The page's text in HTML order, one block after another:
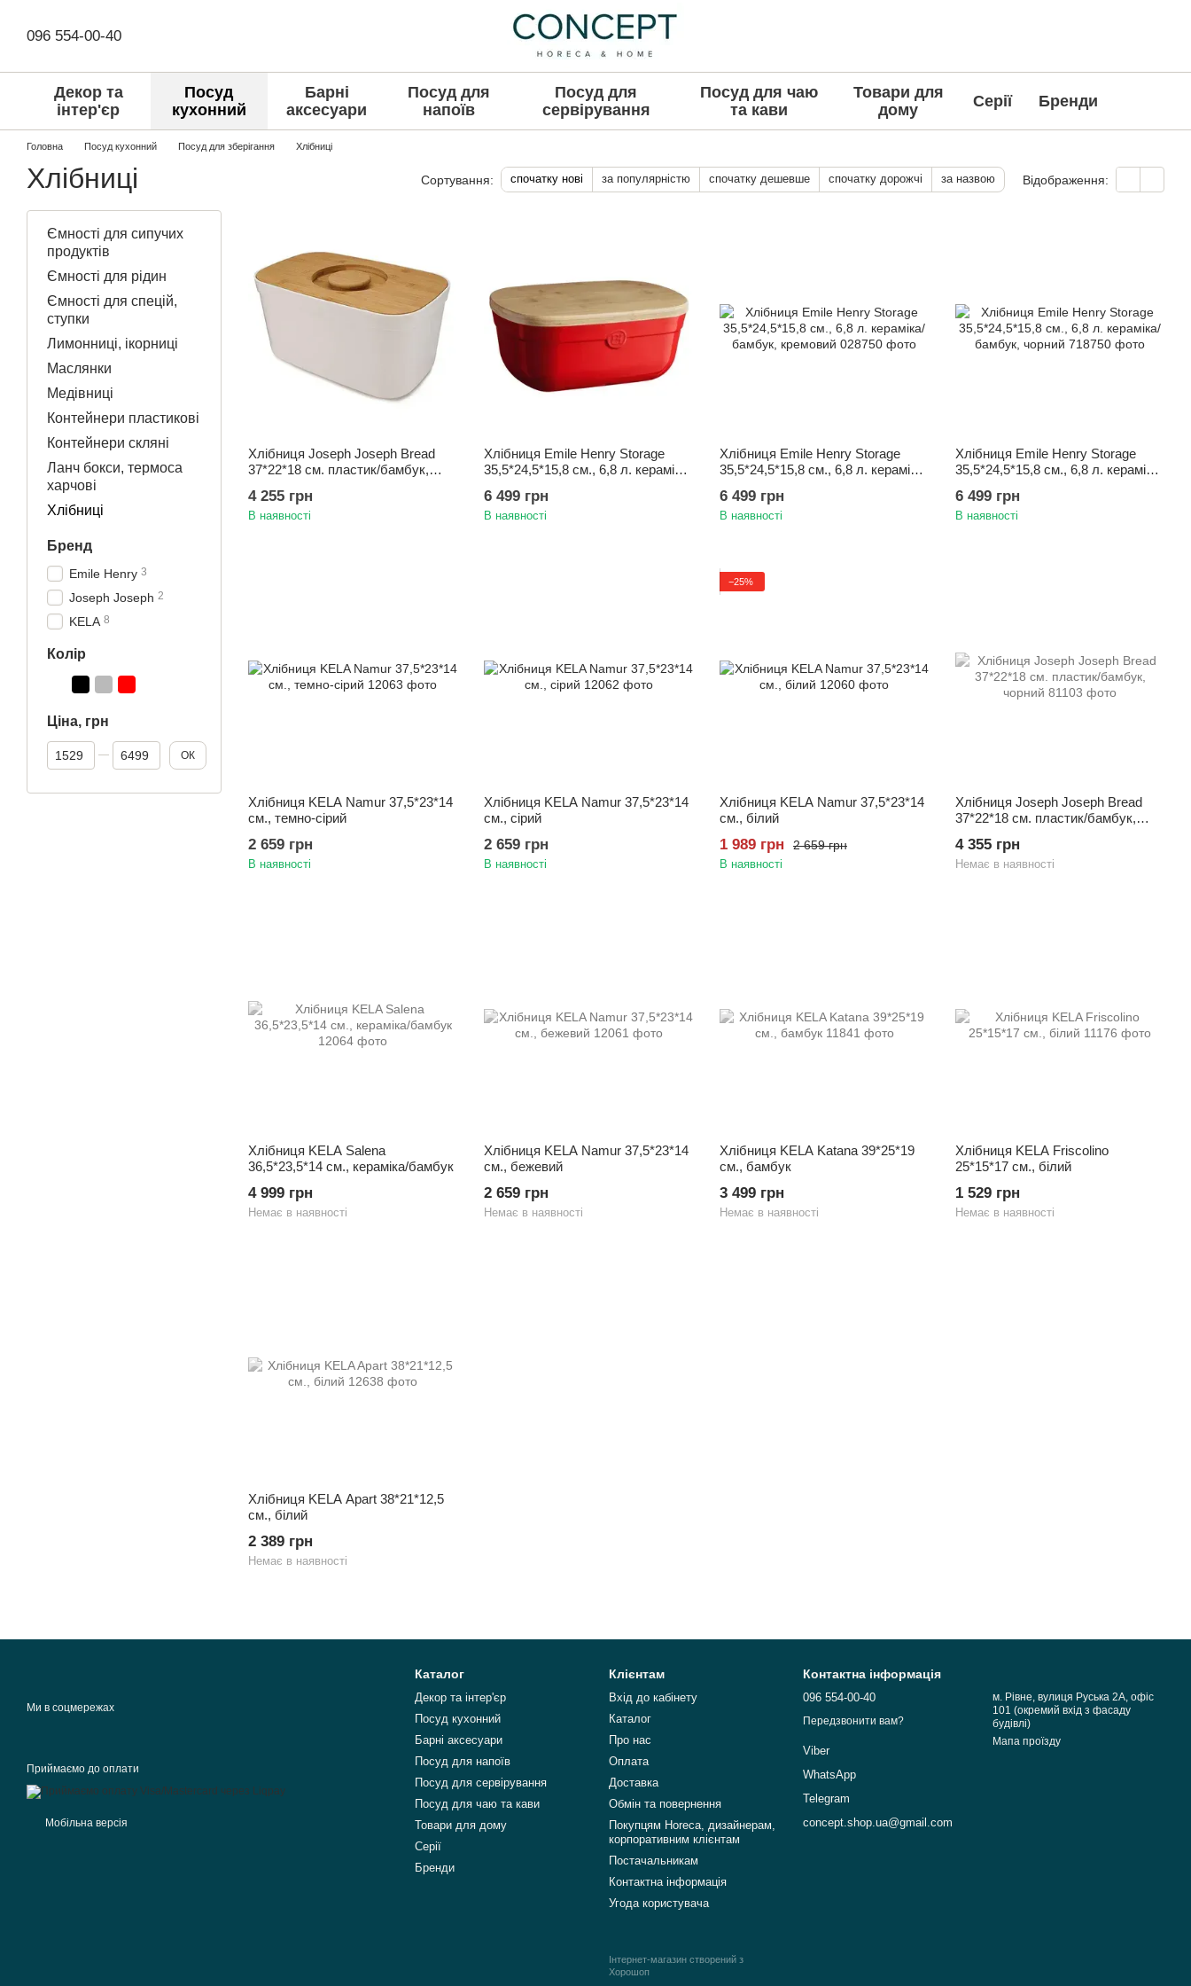
096 554-00-40
Декор та
інтер'єр
Посуд
кухонний
Барні
аксесуари
Посуд для
напоїв
Посуд для
сервірування
Посуд для чаю
та кави
Товари для
дому
Серії Бренди
Головна Посуд кухонний Посуд для зберігання Хлібниці
Хлібниці Сортування: спочатку нові за популярністю спочатку дешевше спочатку дорожчі за назвою Відображення:
Хлібниця Joseph Joseph Bread
37*22*18 см. пластик/бамбук,
4 255 грн
В наявності
Хлібниця Emile Henry Storage
35,5*24,5*15,8 см., 6,8 л. кераміка/
6 499 грн
В наявності
Хлібниця Emile Henry Storage
35,5*24,5*15,8 см., 6,8 л. кераміка/
6 499 грн
В наявності
Хлібниця Emile Henry Storage
35,5*24,5*15,8 см., 6,8 л. кераміка/
6 499 грн
В наявності
Хлібниця KELA Namur 37,5*23*14
см., темно-сірий
2 659 грн
В наявності
Хлібниця KELA Namur 37,5*23*14
см., сірий
2 659 грн
В наявності
−25%
Хлібниця KELA Namur 37,5*23*14
см., білий
2 659 грн
1 989 грн
В наявності
Хлібниця Joseph Joseph Bread
37*22*18 см. пластик/бамбук,
4 355 грн
Немає в наявності
Хлібниця KELA Salena
36,5*23,5*14 см., кераміка/бамбук
4 999 грн
Немає в наявності
Хлібниця KELA Namur 37,5*23*14
см., бежевий
2 659 грн
Немає в наявності
Хлібниця KELA Katana 39*25*19
см., бамбук
3 499 грн
Немає в наявності
Хлібниця KELA Friscolino
25*15*17 см., білий
1 529 грн
Немає в наявності
Хлібниця KELA Apart 38*21*12,5
см., білий
2 389 грн
Немає в наявності
Ємності для сипучих
продуктів
Ємності для рідин
Ємності для спецій,
ступки
Лимонниці, ікорниці
Маслянки
Медівниці
Контейнери пластикові
Контейнери скляні
Ланч бокси, термоса
харчові
Хлібниці
Бренд
Emile Henry 3
Joseph Joseph 2
KELA 8
Колір
Ціна, грн
Від Ціна, грн
До Ціна, грн ОК
Ми в соцмережах
Приймаємо до оплати
Мобільна версія
Каталог
Декор та інтер'єр
Посуд кухонний
Барні аксесуари
Посуд для напоїв
Посуд для сервірування
Посуд для чаю та кави
Товари для дому
Серії
Бренди
Клієнтам
Вхід до кабінету
Каталог
Про нас
Оплата
Доставка
Обмін та повернення
Покупцям Horeca, дизайнерам,
корпоративним клієнтам
Постачальникам
Контактна інформація
Угода користувача
Інтернет-магазин створений з
Хорошоп
Контактна інформація
096 554-00-40
Передзвонити вам?
Viber
WhatsApp
Telegram
concept.shop.ua@gmail.com
м. Рівне, вулиця Руська 2А, офіс
101 (окремий вхід з фасаду
будівлі)
Мапа проїзду